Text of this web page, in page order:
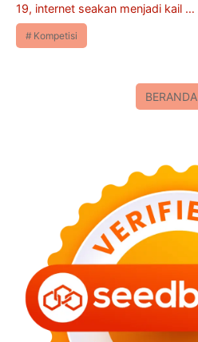
19, internet seakan menjadi kail …
Kompetisi
BERANDA